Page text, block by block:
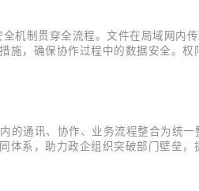
机制贯穿全流程。文件在局域网内
，确保协作过程中的数据安全。
企业内部局...
通讯、协作、业务流程整合为统
系，助力政企组织突破部门壁垒